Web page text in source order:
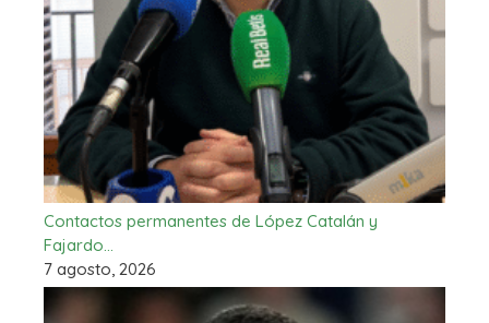
Contactos permanentes de López Catalán y
Fajardo…
7 agosto, 2026